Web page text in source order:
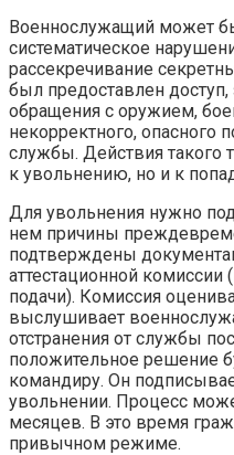
Военнослужащий может
систематическое
рассекречивание
был предоставлен
обращения с оружием,
некорректного, опасного
службы. Действия такого
к увольнению, но и к
Для увольнения нужно
нем причины
подтверждены
аттестационной
подачи). Комиссия
выслушивает
отстранения от службы
положительное решение
командиру. Он
увольнении. Процесс
месяцев. В это время
привычном режиме.